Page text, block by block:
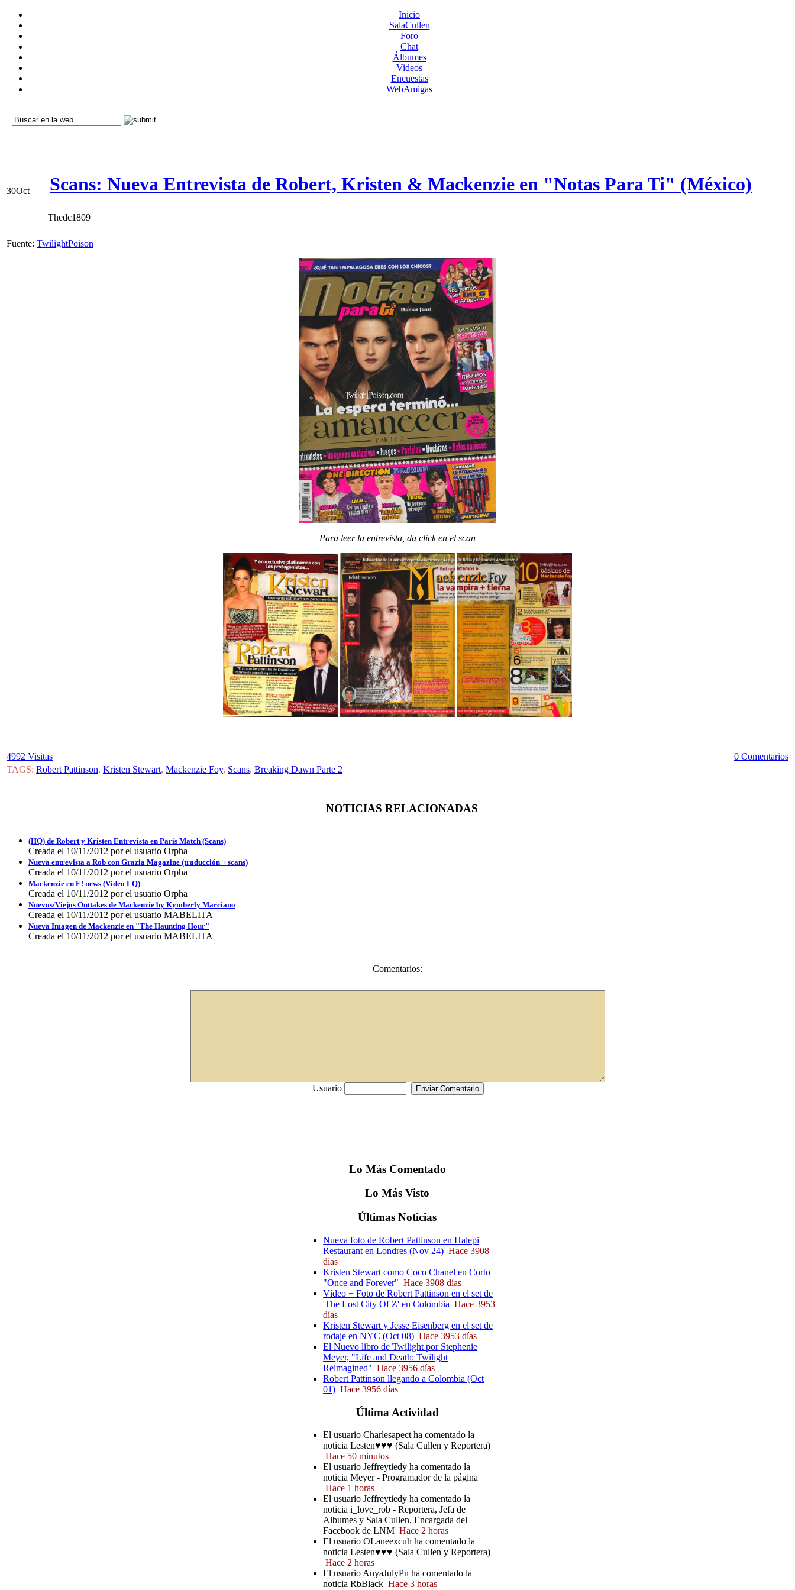
Inicio
SalaCullen
Foro
Chat
Álbumes
Videos
Encuestas
WebAmigas
30Oct Scans: Nueva Entrevista de Robert, Kristen & Mackenzie en "Notas Para Ti" (México)
Thedc1809
Fuente: TwilightPoison
Para leer la entrevista, da click en el scan
4992 Visitas
0 Comentarios
TAGS: Robert Pattinson, Kristen Stewart, Mackenzie Foy, Scans, Breaking Dawn Parte 2
NOTICIAS RELACIONADAS
(HQ) de Robert y Kristen Entrevista en Paris Match (Scans)
Creada el 10/11/2012 por el usuario Orpha
Nueva entrevista a Rob con Grazia Magazine (traducción + scans)
Creada el 10/11/2012 por el usuario Orpha
Mackenzie en E! news (Video LQ)
Creada el 10/11/2012 por el usuario Orpha
Nuevos/Viejos Outtakes de Mackenzie by Kymberly Marciano
Creada el 10/11/2012 por el usuario MABELITA
Nueva Imagen de Mackenzie en "The Haunting Hour"
Creada el 10/11/2012 por el usuario MABELITA
Comentarios:
Usuario
Lo MásComentado
LoMás Visto
Últimas Noticias
Nueva foto de Robert Pattinson en Halepi
Restaurant en Londres (Nov 24) Hace 3908
días
Kristen Stewart como Coco Chanel en Corto
"Once and Forever" Hace 3908 días
Vídeo + Foto de Robert Pattinson en el set de
'The Lost City Of Z' en Colombia Hace 3953
días
Kristen Stewart y Jesse Eisenberg en el set de
rodaje en NYC (Oct 08) Hace 3953 días
El Nuevo libro de Twilight por Stephenie
Meyer, "Life and Death: Twilight
Reimagined" Hace 3956 días
Robert Pattinson llegando a Colombia (Oct
01) Hace 3956 días
Última Actividad
El usuario Charlesapect ha comentado la
noticia Lesten♥♥♥ (Sala Cullen y Reportera)
Hace 50 minutos
El usuario Jeffreytiedy ha comentado la
noticia Meyer - Programador de la página
Hace 1 horas
El usuario Jeffreytiedy ha comentado la
noticia i_love_rob - Reportera, Jefa de
Albumes y Sala Cullen, Encargada del
Facebook de LNM Hace 2 horas
El usuario OLaneexcuh ha comentado la
noticia Lesten♥♥♥ (Sala Cullen y Reportera)
Hace 2 horas
El usuario AnyaJulyPn ha comentado la
noticia RbBlack Hace 3 horas